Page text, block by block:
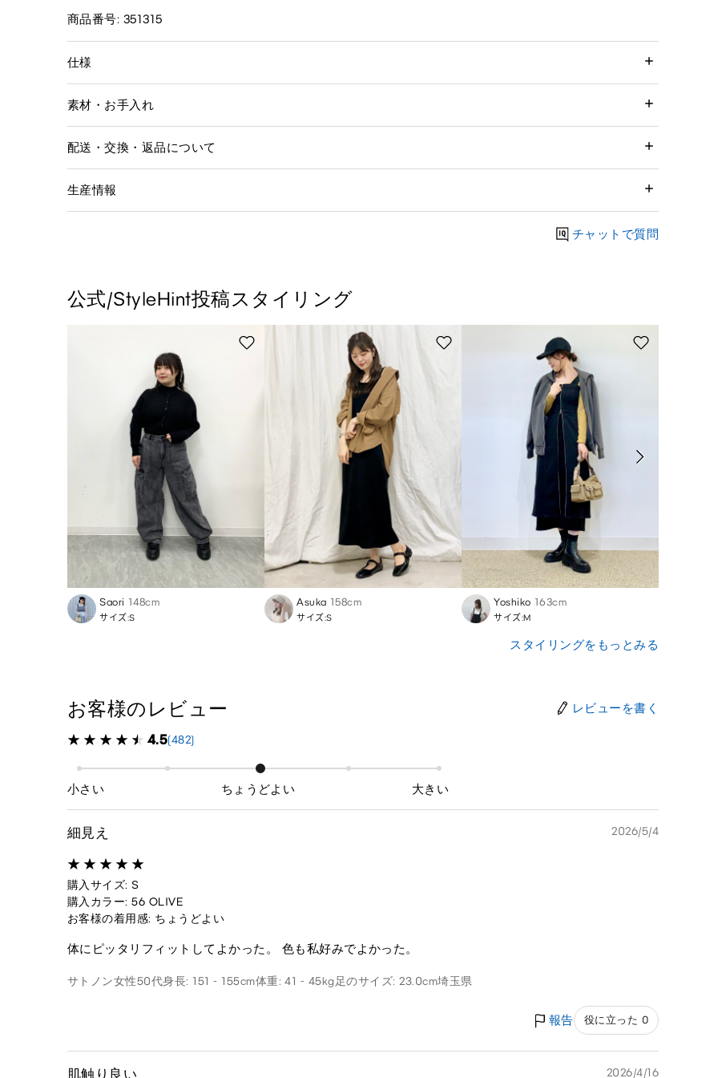
商品番号: 351315
仕様
素材・お手入れ
配送・交換・返品について
生産情報
チャットで質問
公式/StyleHint投稿スタイリング
Saori 148cm
サイズ:S
Asuka 158cm
サイズ:S
Yoshiko 163cm
サイズ:M
スタイリングをもっとみる
お客様のレビュー レビューを書く
4.5(482)
小さい ちょうどよい 大きい
細見え 2026/5/4
購入サイズ: S
購入カラー: 56 OLIVE
お客様の着用感: ちょうどよい
体にピッタリフィットしてよかった。 色も私好みでよかった。
サトノン女性50代身長: 151 - 155cm体重: 41 - 45kg足のサイズ: 23.0cm埼玉県
報告 役に立った 0
肌触り良い 2026/4/16